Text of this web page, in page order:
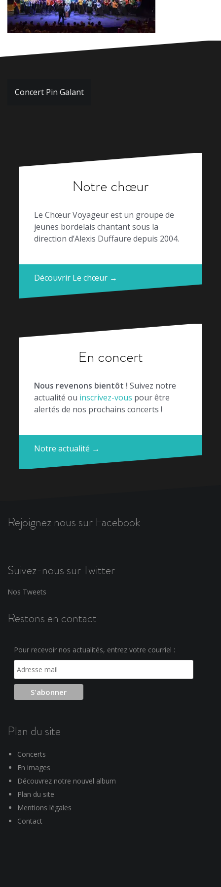
Navigation
Concert Pin Galant
Notre chœur
Le Chœur Voyageur est un groupe de
jeunes bordelais chantant sous la
direction d’Alexis Duffaure depuis 2004.
Découvrir Le chœur →
En concert
Nous revenons bientôt ! Suivez notre
actualité ou inscrivez-vous pour être
alertés de nos prochains concerts !
Notre actualité →
Rejoignez nous sur Facebook
Suivez-nous sur Twitter
Nos Tweets
Restons en contact
Pour recevoir nos actualités, entrez votre courriel :
Plan du site
Concerts
En images
Découvrez notre nouvel album
Plan du site
Mentions légales
Contact